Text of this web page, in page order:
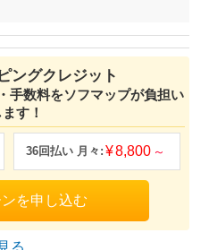
ングクレジット
手数料をソフマップが負担い
す！
8,800